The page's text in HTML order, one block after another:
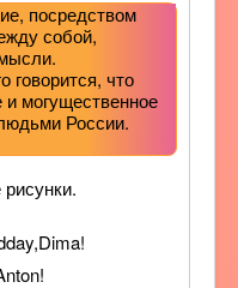
посредством
собой,
говорится, что
и могущественное
России.